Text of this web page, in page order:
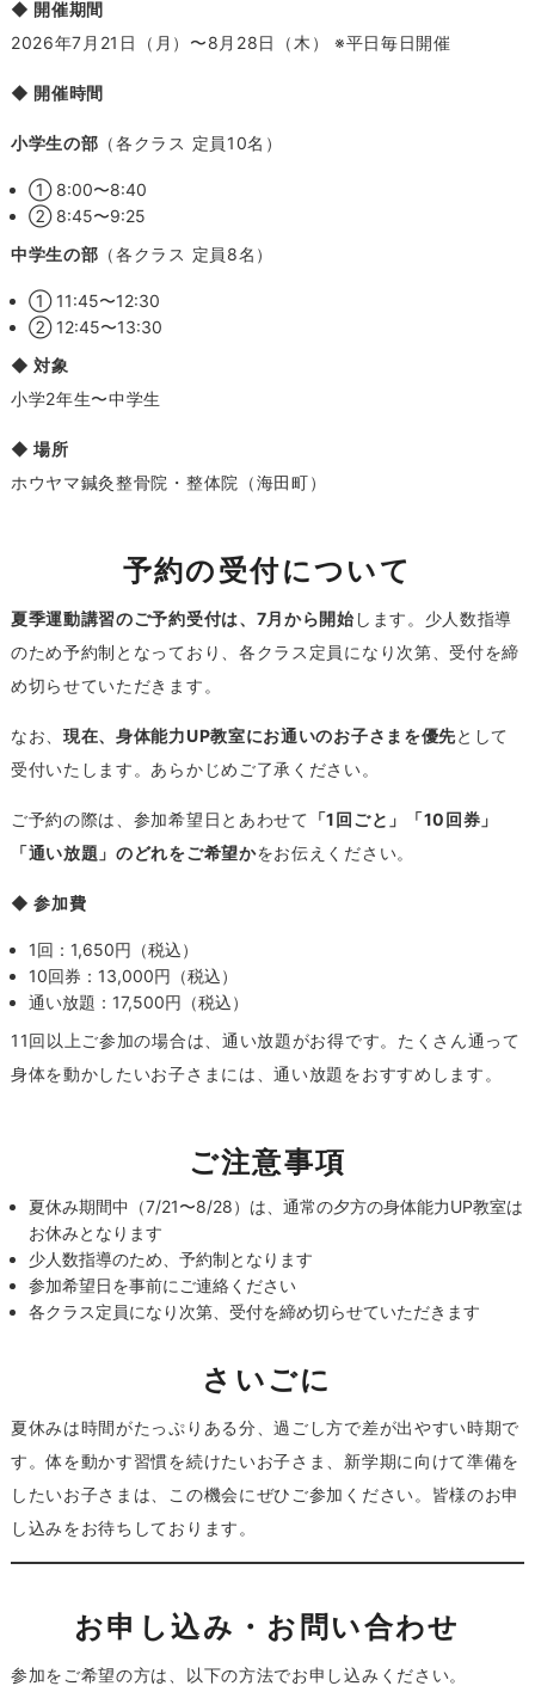
◆ 開催期間
2026年7月21日（月）〜8月28日（木） ※平日毎日開催
◆ 開催時間
小学生の部 （各クラス 定員10名）
① 8:00〜8:40
② 8:45〜9:25
中学生の部 （各クラス 定員8名）
① 11:45〜12:30
② 12:45〜13:30
◆ 対象
小学2年生〜中学生
◆ 場所
ホウヤマ鍼灸整骨院・整体院（海田町）
予約の受付について
夏季運動講習のご予約受付は、7月から開始 します。少人数指導
のため予約制となっており、各クラス定員になり次第、受付を締
め切らせていただきます。
なお、 現在、身体能力UP教室にお通いのお子さまを優先として
受付いたします。あらかじめご了承ください。
ご予約の際は、参加希望日とあわせて 「1回ごと」「10回券」
「通い放題」のどれをご希望かをお伝えください。
◆ 参加費
1回：1,650円（税込）
10回券：13,000円（税込）
通い放題：17,500円（税込）
11回以上ご参加の場合は、通い放題がお得です。たくさん通って
身体を動かしたいお子さまには、通い放題をおすすめします。
ご注意事項
夏休み期間中（7/21〜8/28）は、通常の夕方の身体能力UP教室は
お休みとなります
少人数指導のため、予約制となります
参加希望日を事前にご連絡ください
各クラス定員になり次第、受付を締め切らせていただきます
さいごに
夏休みは時間がたっぷりある分、過ごし方で差が出やすい時期で
す。体を動かす習慣を続けたいお子さま、新学期に向けて準備を
したいお子さまは、この機会にぜひご参加ください。皆様のお申
し込みをお待ちしております。
お申し込み・お問い合わせ
参加をご希望の方は、以下の方法でお申し込みください。